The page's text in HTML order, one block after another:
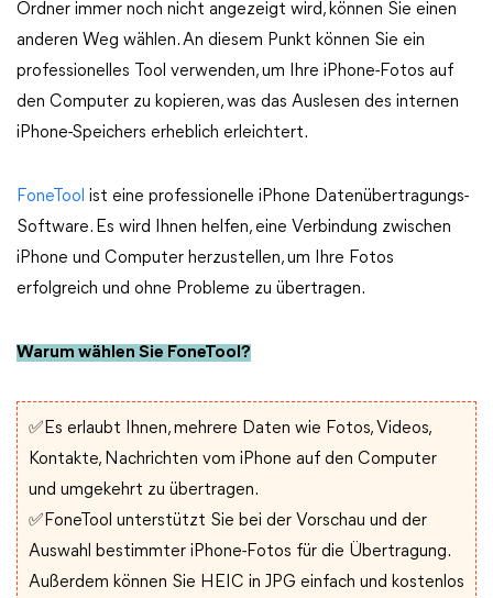
Ordner immer noch nicht angezeigt wird, können Sie einen
anderen Weg wählen. An diesem Punkt können Sie ein
professionelles Tool verwenden, um Ihre iPhone-Fotos auf
den Computer zu kopieren, was das Auslesen des internen
iPhone-Speichers erheblich erleichtert.
FoneTool ist eine professionelle iPhone Datenübertragungs-
Software. Es wird Ihnen helfen, eine Verbindung zwischen
iPhone und Computer herzustellen, um Ihre Fotos
erfolgreich und ohne Probleme zu übertragen.
Warum wählen Sie FoneTool?
✅Es erlaubt Ihnen, mehrere Daten wie Fotos, Videos,
Kontakte, Nachrichten vom iPhone auf den Computer
und umgekehrt zu übertragen.
✅FoneTool unterstützt Sie bei der Vorschau und der
Auswahl bestimmter iPhone-Fotos für die Übertragung.
Außerdem können Sie HEIC in JPG einfach und kostenlos